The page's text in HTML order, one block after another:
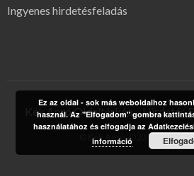
Ingyenes hirdetésfeladás
Kék Apró Oldaltérkép Hirdetés
© Kék Apró 2020 | Minden
Ez az oldal - sok más weboldalhoz
használ. Az "Elfogadom" gombra
használatához és elfogadja az
információ